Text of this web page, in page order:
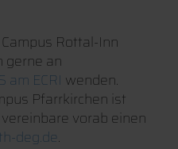
Rottal-Inn
gerne an
am ECRI wenden.
Pfarrkirchen ist
vorab einen
deg.de.